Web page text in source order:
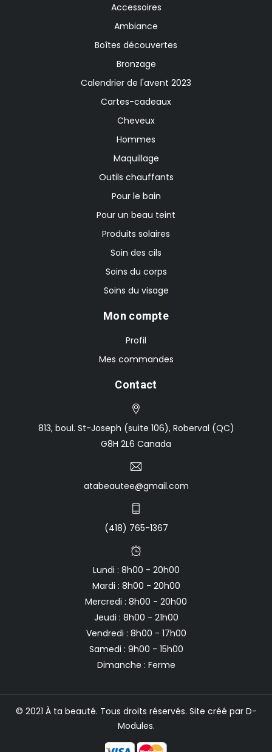
Accessoires
Ambiance
Boîtes découvertes
Bronzage
Calendrier de l'avent 2023
Cartes-cadeaux
Cheveux
Hommes
Maquillage
Outils chauffants
Pour le bain
Pour un beau teint
Produits solaires
Soin des cils
Soins du corps
Soins du visage
Mon compte
Profil
Mes commandes
Contact
813, boul. St-Joseph (suite 106), Roberval (QC)
G8H 2L6 Canada
atabeautee@gmail.com
(418) 765-1367
Lundi : 8h00 - 20h00
Mardi : 8h00 - 20h00
Mercredi : 8h00 - 20h00
Jeudi : 8h00 - 21h00
Vendredi : 8h00 - 17h00
Samedi : 9h00 - 15h00
Dimanche : Ferme
© 2021 À ta beauté. Tous droits réservés. Site créé par D-
Modules.